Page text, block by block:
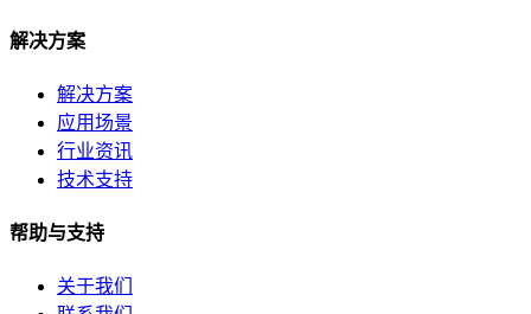
解决方案
解决方案
应用场景
行业资讯
技术支持
帮助与支持
关于我们